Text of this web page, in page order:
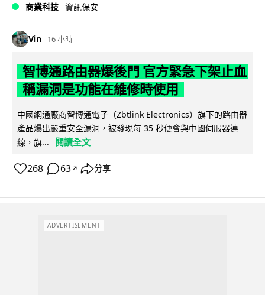
商業科技 資訊保安
Vin 16 小時
智博通路由器爆後門 官方緊急下架止血
稱漏洞是功能在維修時使用
中國網通廠商智博通電子（Zbtlink Electronics）旗下的路由器
產品爆出嚴重安全漏洞，被發現每 35 秒便會與中國伺服器連
線，旗...
閱讀全文
268 63 ↗ 分享
ADVERTISEMENT